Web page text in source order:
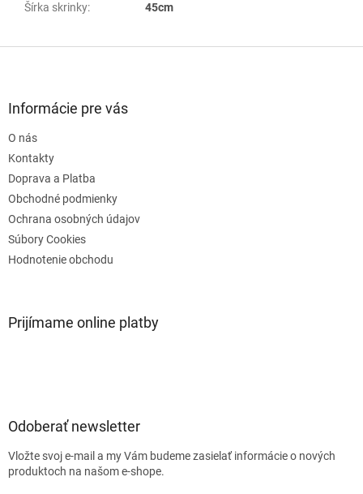
Šírka skrinky: 45cm
Informácie pre vás
O nás
Kontakty
Doprava a Platba
Obchodné podmienky
Ochrana osobných údajov
Súbory Cookies
Hodnotenie obchodu
Prijímame online platby
Odoberať newsletter
Vložte svoj e-mail a my Vám budeme zasielať informácie o nových
produktoch na našom e-shope.